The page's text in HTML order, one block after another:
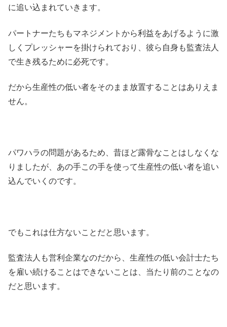
に追い込まれていきます。
パートナーたちもマネジメントから利益をあげるように激
しくプレッシャーを掛けられており、彼ら自身も監査法人
で生き残るために必死です。
だから生産性の低い者をそのまま放置することはありえま
せん。
パワハラの問題があるため、昔ほど露骨なことはしなくな
りましたが、あの手この手を使って生産性の低い者を追い
込んでいくのです。
でもこれは仕方ないことだと思います。
監査法人も営利企業なのだから、生産性の低い会計士たち
を雇い続けることはできないことは、当たり前のことなの
だと思います。